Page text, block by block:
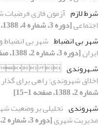
شرط لازم آزمونِ فازیِ فرضیات
اجتماعی[دوره 3، شماره 4، 1388، صفحه 21-37]
شهر بی انضباط شهر بی انضباط
ایران[دوره 3، شماره 2، 1388، صفحه 16-30]
شـهروندی 
اخلاق شهروندی: راهی برای
شماره 2، 1388، صفحه 1-15]
شهروندی تحلیلی بر وضعیت
مدیریت شهری[دوره 3، شماره 2، 1388، صفحه 31-45]